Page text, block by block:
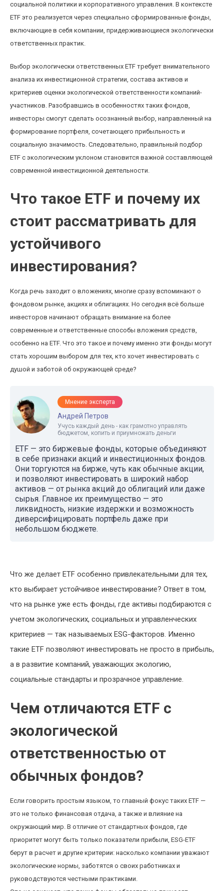
социальной политики и корпоративного управления. В контексте
ETF это реализуется через специально сформированные фонды,
включающие в себя компании, придерживающиеся экологически
ответственных практик.
Выбор экологически ответственных ETF требует внимательного
анализа их инвестиционной стратегии, состава активов и
критериев оценки экологической ответственности компаний-
участников. Разобравшись в особенностях таких фондов,
инвесторы смогут сделать осознанный выбор, направленный на
формирование портфеля, сочетающего прибыльность и
социальную значимость. Следовательно, правильный подбор
ETF с экологическим уклоном становится важной составляющей
современной инвестиционной деятельности.
Что такое ETF и почему их
стоит рассматривать для
устойчивого
инвестирования?
Когда речь заходит о вложениях, многие сразу вспоминают о
фондовом рынке, акциях и облигациях. Но сегодня всё больше
инвесторов начинают обращать внимание на более
современные и ответственные способы вложения средств,
особенно на ETF. Что это такое и почему именно эти фонды могут
стать хорошим выбором для тех, кто хочет инвестировать с
душой и заботой об окружающей среде?
Мнение эксперта
Андрей Петров
Учусь каждый день - как грамотно управлять
бюджетом, копить и приумножать деньги
ETF — это биржевые фонды, которые объединяют
в себе признаки акций и инвестиционных фондов.
Они торгуются на бирже, чуть как обычные акции,
и позволяют инвестировать в широкий набор
активов — от рынка акций до облигаций или даже
сырья. Главное их преимущество — это
ликвидность, низкие издержки и возможность
диверсифицировать портфель даже при
небольшом бюджете.
Что же делает ETF особенно привлекательными для тех,
кто выбирает устойчивое инвестирование? Ответ в том,
что на рынке уже есть фонды, где активы подбираются с
учетом экологических, социальных и управленческих
критериев — так называемых ESG-факторов. Именно
такие ETF позволяют инвестировать не просто в прибыль,
а в развитие компаний, уважающих экологию,
социальные стандарты и прозрачное управление.
Чем отличаются ETF с
экологической
ответственностью от
обычных фондов?
Если говорить простым языком, то главный фокус таких ETF —
это не только финансовая отдача, а также и влияние на
окружающий мир. В отличие от стандартных фондов, где
приоритет могут быть только показатели прибыли, ESG-ETF
берут в расчет и другие критерии: насколько компании уважают
экологические нормы, заботятся о своих работниках и
руководствуются честными практиками.